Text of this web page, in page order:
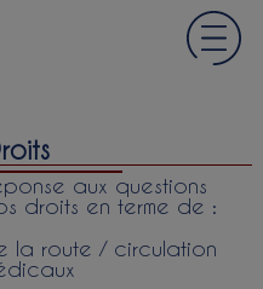
aux questions
droits en terme de :
la route / circulation